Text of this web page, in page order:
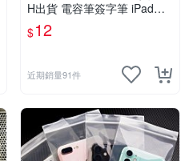
H出貨 電容筆簽字筆 iPad觸
控筆 手機觸控筆 二合一觸碰
筆 平板觸控筆 繪圖筆 手寫筆
$12
近期銷量91件